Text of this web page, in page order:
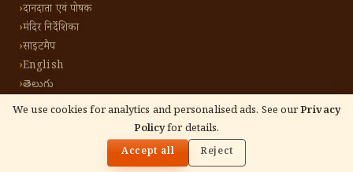
We use cookies for analytics and personalised ads. See ourPrivacy
Policyfor details.
Accept all Reject
दानदाता एवं पोषक
मंदिर निर्देशिका
साइटमैप
English
తెలుగు
हिंदू टोन हिंदी। सर्वाधिकार सुरक्षित। गोपनीयता नीति